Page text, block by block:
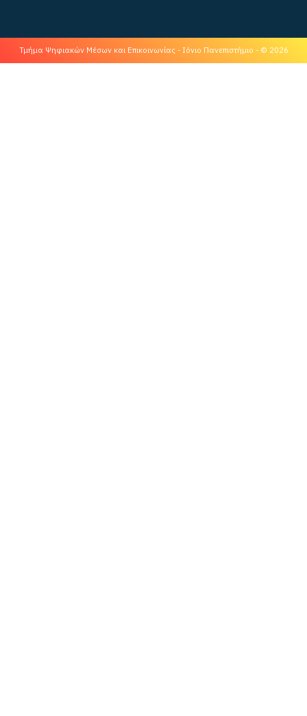
Τμήμα Ψηφιακών Μέσων και Επικοινωνίας - Ιόνιο Πανεπιστήμιο - © 2026